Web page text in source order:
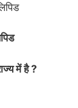
में है ?